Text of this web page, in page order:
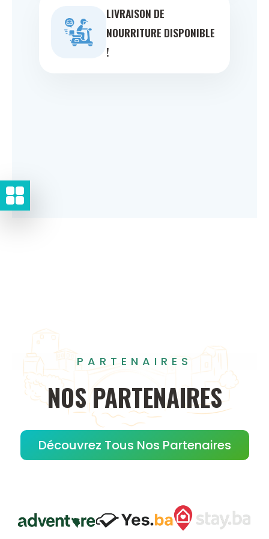
LIVRAISON DE
NOURRITURE DISPONIBLE
!
PARTENAIRES
NOS PARTENAIRES
Découvrez Tous Nos Partenaires